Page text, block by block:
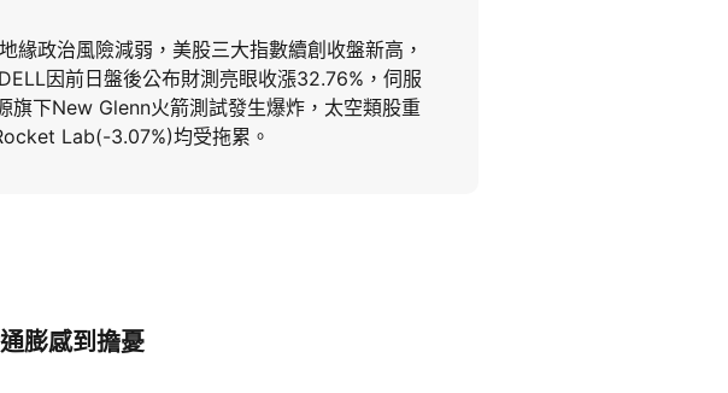
緣政治風險減弱，美股三大指數續創收盤新高，
因前日盤後公布財測亮眼收漲32.76%，伺服
旗下New Glenn火箭測試發生爆炸，太空類股重
Lab(-3.07%)均受拖累。
膨感到擔憂